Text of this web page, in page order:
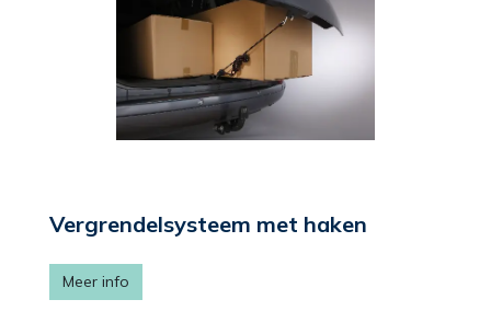
Vergrendelsysteem met haken
Meer info